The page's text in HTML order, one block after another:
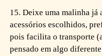
15. Deixe uma malinha já
acessórios escolhidos,
pois facilita o transporte
pensado em algo